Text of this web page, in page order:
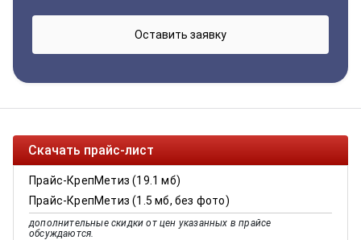
Скачать прайс-лист
Прайс-КрепМетиз (19.1 мб)
Прайс-КрепМетиз (1.5 мб, без фото)
дополнительные скидки от цен указанных в прайсе
обсуждаются.